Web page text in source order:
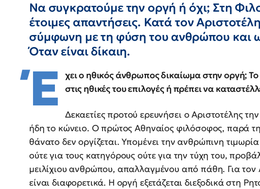
Να συγκρατούμε την οργή ή όχι; Στη
έτοιμες απαντήσεις. Κατά τον
σύμφωνη με τη φύση του ανθρώπου και
Όταν είναι δίκαιη.
Έ
χει ο ηθικός άνθρωπος δικαίωμα στην οργή; Το
στις ηθικές του επιλογές ή πρέπει να
Δεκαετίες προτού ερευνήσει ο Αριστοτέλης
ήδη το κώνειο. Ο πρώτος Αθηναίος φιλόσοφος, παρά
θάνατο δεν οργίζεται. Υπομένει την ανθρώπινη
ούτε για τους κατηγόρους ούτε για την τύχη του,
μειλίχιου ανθρώπου, απαλλαγμένου από πάθη. Για
είναι διαφορετικά. Η οργή εξετάζεται διεξοδικά στη